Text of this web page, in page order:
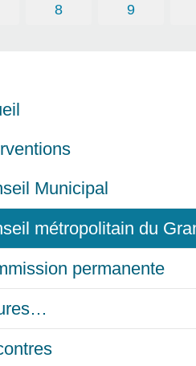
8 9
Municipal
métropolitain du
permanente